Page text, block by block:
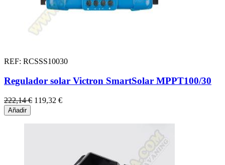
REF: RCSSS10030
Regulador solar Victron SmartSolar MPPT100/30
222,14 € 119,32 €
Añadir